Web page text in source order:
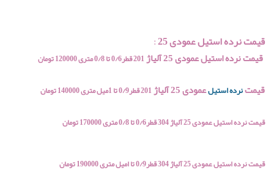
قیمت نرده استیل عمودی 25 :
قیمت نرده استیل عمودی 25 آلیاژ 201 قطر0/6 تا 0/8 متری 120000 تومان
قیمتنرده استیلعمودی 25 آلیاژ 201 قطر0/9 تا 1میل متری 140000 تومان
قیمت نرده استیلعمودی 25 آلیاژ 304 قطر0/6 تا 0/8 متری 170000 تومان
قیمت نرده استیل عمودی 25 آلیاژ 304 قطر0/9 تا امیل متری 190000 تومان